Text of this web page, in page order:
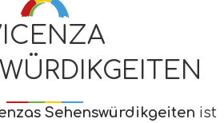
Sehenswürdikgeiten ist